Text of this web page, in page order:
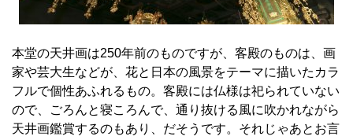
本堂の天井画は250年前のものですが、客殿のものは、画
家や芸大生などが、花と日本の風景をテーマに描いたカラ
フルで個性あふれるもの。客殿には仏様は祀られていない
ので、ごろんと寝ころんで、通り抜ける風に吹かれながら
天井画鑑賞するのもあり、だそうです。それじゃあとお言